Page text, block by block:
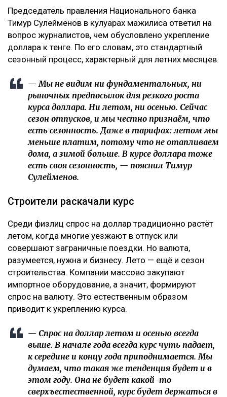
Председатель правления Национального банка
Тимур Сулейменов в кулуарах мажилиса ответил на
вопрос журналистов, чем обусловлено укрепление
доллара к тенге. По его словам, это стандартный
сезонный процесс, характерный для летних месяцев.
— Мы не видим ни фундаментальных, ни
рыночных предпосылок для резкого роста
курса доллара. Ни летом, ни осенью. Сейчас
сезон отпусков, и мы честно признаём, что
есть сезонность. Даже в тарифах: летом мы
меньше платим, потому что не отапливаем
дома, а зимой больше. В курсе доллара тоже
есть своя сезонность, — пояснил Тимур
Сулейменов.
Строители раскачали курс
Среди физлиц спрос на доллар традиционно растёт
летом, когда многие уезжают в отпуск или
совершают заграничные поездки. Но валюта,
разумеется, нужна и бизнесу. Лето — ещё и сезон
строительства. Компании массово закупают
импортное оборудование, а значит, формируют
спрос на валюту. Это естественным образом
приводит к укреплению курса.
— Спрос на доллар летом и осенью всегда
выше. В начале года всегда курс чуть падает,
к середине и концу года приподнимается. Мы
думаем, что такая же тенденция будет и в
этом году. Она не будет какой-то
сверхъестественной, курс будет держаться в